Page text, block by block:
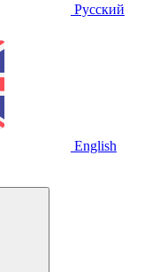
Русский
English